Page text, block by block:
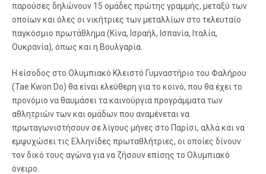
παρούσες δηλώνουν 15 ομάδες πρώτης γραμμής, μεταξύ των
οποίων και όλες οι νικήτριες των μεταλλίων στο τελευταίο
παγκόσμιο πρωτάθλημα (Κίνα, Ισραήλ, Ισπανία, Ιταλία,
Ουκρανία), όπως και η Βουλγαρία.
Η είσοδος στο Ολυμπιακό Κλειστό Γυμναστήριο του Φαλήρου
(Tae Kwon Do) θα είναι ελεύθερη για το κοινό, που θα έχει το
προνόμιο να θαυμάσει τα καινούργια προγράμματα των
αθλητριών των και ομάδων που αναμένεται να
πρωταγωνιστήσουν σε λίγους μήνες στο Παρίσι, αλλά και να
εμψυχώσει τις Ελληνίδες πρωταθλήτριες, οι οποίες δίνουν
τον δικό τους αγώνα για να ζήσουν επίσης το Ολυμπιακό
όνειρο.